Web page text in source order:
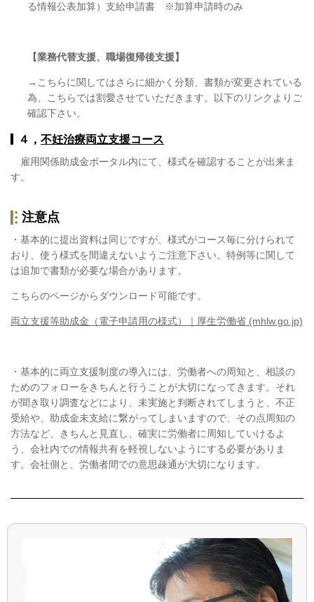
る情報公表加算）支給申請書 ※加算申請時のみ
【業務代替支援、 職場復帰後支援】
→こちらに関してはさらに細かく分類、書類が変更されている
為、こちらでは割愛させていただきます。以下のリンクよりご
確認下さい。
４， 不妊治療両立支援コース
雇用関係助成金ポータル内にて、様式を確認することが出来ま
す。
注意点
・基本的に提出資料は同じですが、様式がコース毎に分けられて
おり、使う様式を間違えないようご注意下さい。特例等に関して
は追加で書類が必要な場合があります。
こちらのページからダウンロード可能です。
両立支援等助成金（電子申請用の様式）｜厚生労働省 (mhlw.go.jp)
・基本的に両立支援制度の導入には、労働者への周知と、相談の
ためのフォローをきちんと行うことが大切になってきます。それ
が聞き取り調査などにより、未実施と判断されてしまうと、不正
受給や、助成金未支給に繋がってしまいますので、その点周知の
方法など、きちんと見直し、確実に労働者に周知していけるよ
う、会社内での情報共有を軽視しないようにする必要がありま
す。会社側と、労働者間での意思疎通が大切になります。